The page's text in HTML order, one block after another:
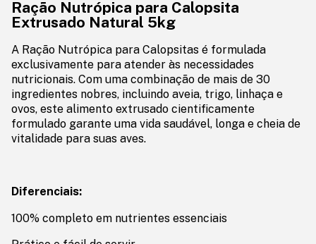
Ração Nutrópica para Calopsita
Extrusado Natural 5kg
A Ração Nutrópica para Calopsitas é formulada
exclusivamente para atender às necessidades
nutricionais. Com uma combinação de mais de 30
ingredientes nobres, incluindo aveia, trigo, linhaça e
ovos, este alimento extrusado cientificamente
formulado garante uma vida saudável, longa e cheia de
vitalidade para suas aves.
Diferenciais:
100% completo em nutrientes essenciais